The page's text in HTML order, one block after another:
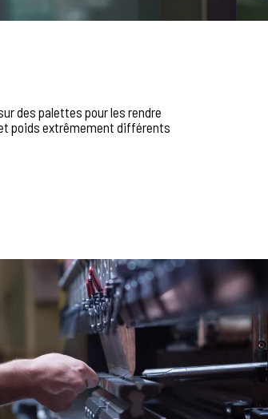
des palettes pour les rendre
poids extrêmement différents